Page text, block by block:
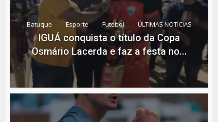
Batuque Esporte Futebol ÚLTIMAS NOTÍCIAS
IGUÁ conquista o título da Copa
Osmário Lacerda e faz a festa no...